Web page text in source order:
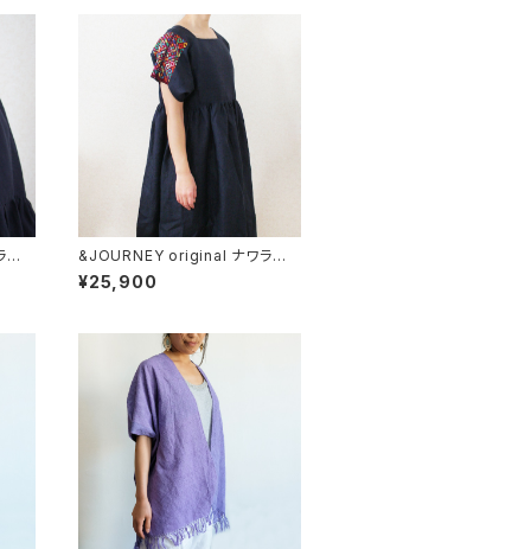
り
&JOURNEY original ナワラ織り
袖のリネンワンピース/ Navy /2
87b/ GUATEMALA グアテマラ
¥25,900